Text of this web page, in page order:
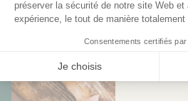
sélections